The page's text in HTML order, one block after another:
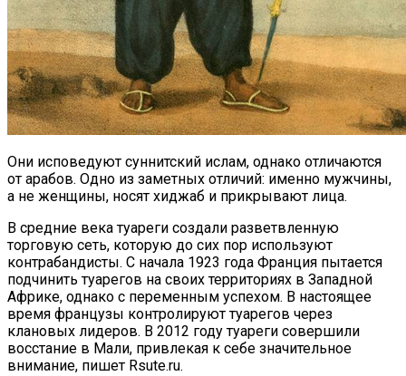
Они исповедуют суннитский ислам, однако отличаются
от арабов. Одно из заметных отличий: именно мужчины,
а не женщины, носят хиджаб и прикрывают лица.
В средние века туареги создали разветвленную
торговую сеть, которую до сих пор используют
контрабандисты. С начала 1923 года Франция пытается
подчинить туарегов на своих территориях в Западной
Африке, однако с переменным успехом. В настоящее
время французы контролируют туарегов через
клановых лидеров. В 2012 году туареги совершили
восстание в Мали, привлекая к себе значительное
внимание, пишет Rsute.ru.